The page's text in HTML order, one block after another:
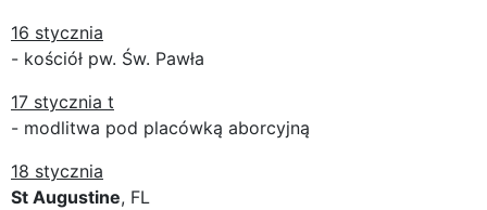
16 stycznia
- kościół pw. Św. Pawła
17 stycznia t
- modlitwa pod placówką aborcyjną
18 stycznia
St Augustine, FL